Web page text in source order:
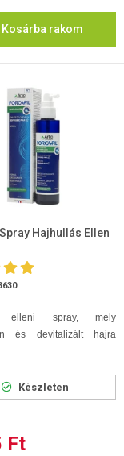
rakom
Hajhullás Ellen
elleni spray, mely
és devitalizált hajra
Készleten
Ft